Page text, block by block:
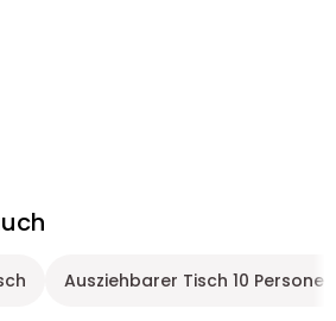
Ausziehbarer Tisch 10 Personen